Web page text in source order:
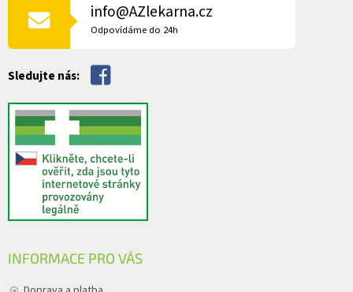
info@AZlekarna.cz
Odpovídáme do 24h
Sledujte nás:
INFORMACE PRO VÁS